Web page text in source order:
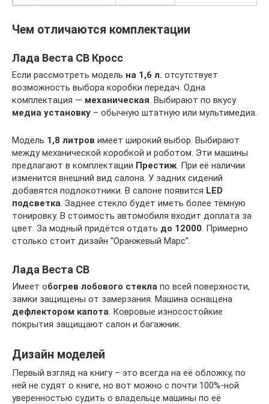
Чем отличаются комплектации
Лада Веста СВ Кросс
Если рассмотреть модель на 1,6 л. отсутствует
возможность выбора коробки передач. Одна
комплектация — механическая. Выбирают по вкусу
медиа установку – обычную штатную или мультимедиа.
Модель 1,8 литров имеет широкий выбор. Выбирают
между механической коробкой и роботом. Эти машины
предлагают в комплектации Престиж. При её наличии
изменится внешний вид салона. У задних сидений
добавятся подлокотники. В салоне появится LED
подсветка. Заднее стекло будет иметь более тёмную
тонировку. В стоимость автомобиля входит доплата за
цвет. За модный придётся отдать до 12000. Примерно
столько стоит дизайн “Оранжевый Марс”.
Лада Веста СВ
Имеет обогрев лобового стекла по всей поверхности,
замки защищены от замерзания. Машина оснащена
дефлектором капота. Ковровые износостойкие
покрытия защищают салон и багажник.
Дизайн моделей
Первый взгляд на книгу – это всегда на её обложку, по
ней не судят о книге, но вот можно с почти 100%-ной
уверенностью судить о владельце машины по её